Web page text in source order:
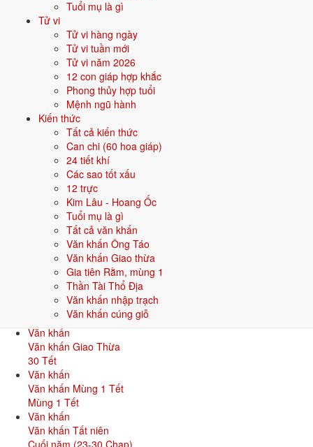
Tuổi mụ là gì
Tử vi
Tử vi hàng ngày
Tử vi tuần mới
Tử vi năm 2026
12 con giáp hợp khắc
Phong thủy hợp tuổi
Mệnh ngũ hành
Kiến thức
Tất cả kiến thức
Can chi (60 hoa giáp)
24 tiết khí
Các sao tốt xấu
12 trực
Kim Lâu - Hoang Ốc
Tuổi mụ là gì
Tất cả văn khấn
Văn khấn Ông Táo
Văn khấn Giao thừa
Gia tiên Rằm, mùng 1
Thần Tài Thổ Địa
Văn khấn nhập trạch
Văn khấn cúng giỗ
Các tháng sau dùngvăn khấn gia tiên Rằm, mùng 1 hàng tháng
Nội dung tham khảo theo văn khấn cổ truyền Việt Nam. Có thể khác
đôi chút theo phong tục từng vùng miền.
Câu hỏi thường gặp về văn khấn Rằm
tháng Giêng
Cúng Rằm tháng Giêng ngày 14 hay 15 thì đúng hơn?
Cả 2 ngày đều được; chính rằm 15 là chuẩn nhất, nhưng nhiều nhà
cúng tối 14 nếu bận việc ngày rằm.
Vì sao Rằm tháng Giêng được coi trọng hơn các rằm khác?
Lễ chay và lễ mặn, nên chọn loại nào?
Có cần cúng sao giải hạn cùng Rằm tháng Giêng không?
Cúng Rằm tháng Giêng có cần đọc cả văn khấn Thổ công không?
Rằm tháng Giêng có phải kiêng gì không?
Bánh trôi nước có bắt buộc trong mâm cúng Rằm tháng Giêng
Văn khấn khác
Văn khấn
Văn khấn Ông Táo
23/12 âm lịch
Văn khấn
Văn khấn Giao Thừa
30 Tết
Văn khấn
Văn khấn Mùng 1 Tết
Mùng 1 Tết
Văn khấn
Văn khấn Tất niên
Cuối năm (23-30 Chạp)